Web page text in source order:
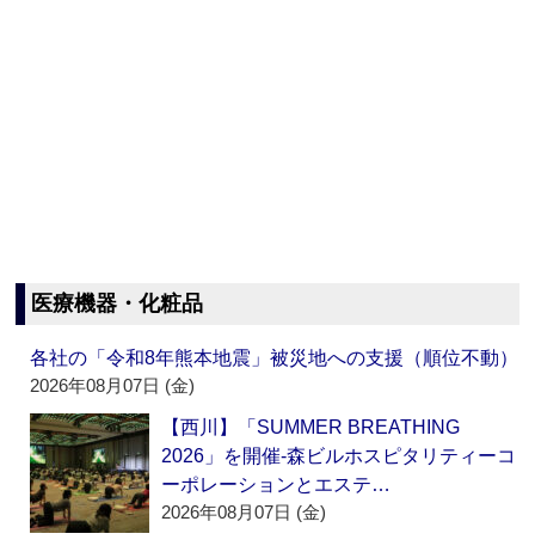
医療機器・化粧品
各社の「令和8年熊本地震」被災地への支援（順位不動）
2026年08月07日 (金)
【西川】「SUMMER BREATHING
2026」を開催‐森ビルホスピタリティーコ
ーポレーションとエステ…
2026年08月07日 (金)